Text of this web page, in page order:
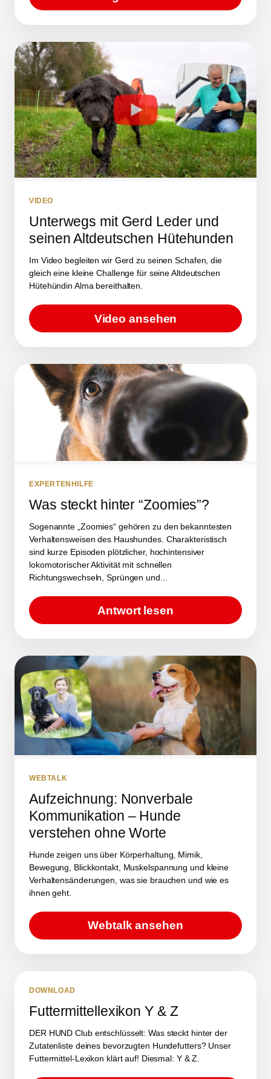
VIDEO
Unterwegs mit Gerd Leder und
seinen Altdeutschen Hütehunden
Im Video begleiten wir Gerd zu seinen Schafen, die
gleich eine kleine Challenge für seine Altdeutschen
Hütehündin Alma bereithalten.
Video ansehen
EXPERTENHILFE
Was steckt hinter “Zoomies”?
Sogenannte „Zoomies“ gehören zu den bekanntesten
Verhaltensweisen des Haushundes. Charakteristisch
sind kurze Episoden plötzlicher, hochintensiver
lokomotorischer Aktivität mit schnellen
Richtungswechseln, Sprüngen und...
Antwort lesen
WEBTALK
Aufzeichnung: Nonverbale
Kommunikation – Hunde
verstehen ohne Worte
Hunde zeigen uns über Körperhaltung, Mimik,
Bewegung, Blickkontakt, Muskelspannung und kleine
Verhaltensänderungen, was sie brauchen und wie es
ihnen geht.
Webtalk ansehen
DOWNLOAD
Futtermittellexikon Y & Z
DER HUND Club entschlüsselt: Was steckt hinter der
Zutatenliste deines bevorzugten Hundefutters? Unser
Futtermittel-Lexikon klärt auf! Diesmal: Y & Z.